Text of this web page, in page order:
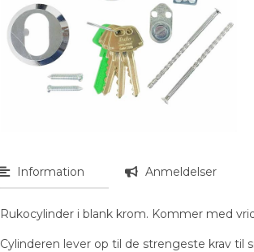
Information Anmeldelser
Rukocylinder i blank krom. Kommer med
Cylinderen lever op til de strengeste krav